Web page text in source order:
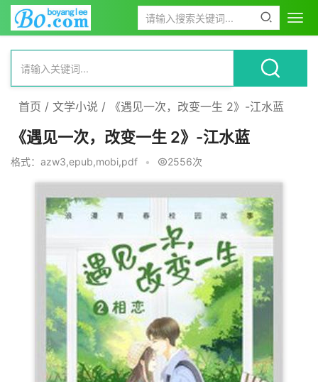
首页 / 文学小说 / 《遇见一次，改变一生 2》-江水蓝
《遇见一次，改变一生 2》-江水蓝
格式：azw3,epub,mobi,pdf • 2556次